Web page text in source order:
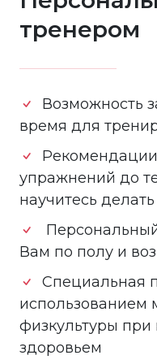
тренером
Возможность
время для
упражнений до
научитесь
Вам по полу и
Специальная
использованием
физкультуры
здоровьем